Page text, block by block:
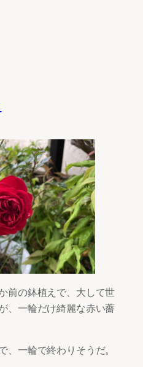
前の鉢植えで、大して世
、一輪だけ綺麗な赤い薔
一輪で終わりそうだ。